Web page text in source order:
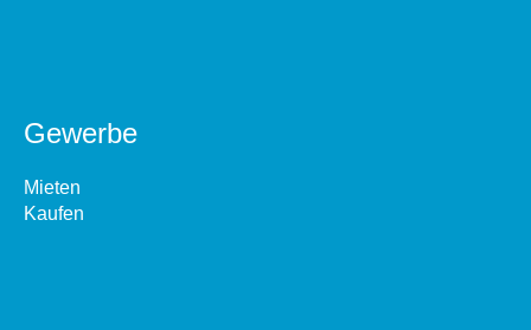
Gewerbe
Mieten
Kaufen